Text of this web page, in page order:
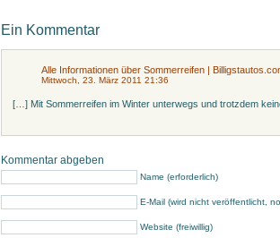
Ein Kommentar
Alle Informationen über Sommerreifen |
Mittwoch, 23. März 2011 21:36
[…] Mit Sommerreifen im Winter unterwegs und trotzdem
Kommentar abgeben
Name (erforderlich)
E-Mail (wird nicht veröffentlicht,
Website (freiwillig)